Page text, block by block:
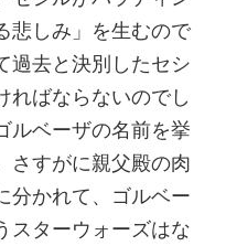
悲しみ」を生むので
過去と決別したセシ
ればならないのでし
ルベーザの名前を挙
さすがに親父殿の肉
分かれて、ゴルベー
スターウォーズはな